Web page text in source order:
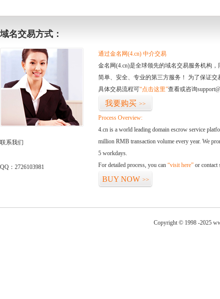
域名交易方式：
联系我们
QQ：2726103981
通过金名网(4.cn) 中介交易
金名网(4.cn)是全球领先的域名交易服务机构
简单、安全、专业的第三方服务！ 为了保证
具体交易流程可“点击这里”查看或咨询
我要购买 >>
Process Overview:
4.cn is a world leading domain escrow service
million RMB transaction volume every year. We
5 workdays.
For detailed process, you can “visit here” or contact
BUY NOW >>
Copyright © 1998 -2025